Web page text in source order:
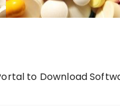
to Download